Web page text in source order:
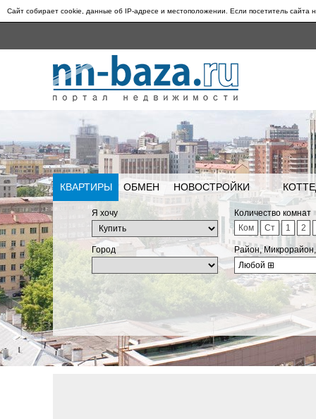
Сайт собирает cookie, данные об IP-адресе и местоположении. Если посетитель сайта
КВАРТИРЫ ОБМЕН НОВОСТРОЙКИ
Я хочу
Количество комнат
Ком
Ст 1 2
Город
Район,
Любой ⊞